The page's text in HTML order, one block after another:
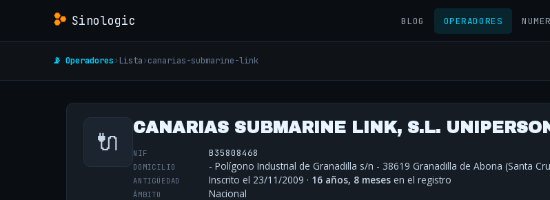
Sinologic BLOG OPERADORES
📡 Operadores› Lista›canarias-submarine-link
🔌 CANARIAS SUBMARINE LINK, S.L.
NIF B35808468
DOMICILIO - Polígono Industrial de Granadilla s/n - 38619 Granadilla de Abona (Santa
ANTIGÜEDAD Inscrito el 23/11/2009 · 16 años, 8 meses en el registro
ÁMBITO Nacional